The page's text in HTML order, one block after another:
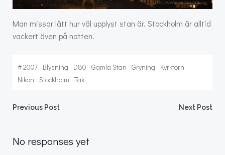
Man missar lätt hur väl upplyst stan är. Stockholm är alltid
vackert även på natten.
#2007 Blysning D80 Gamla Stan Gryning
Kyrktorn
Nikon Stockholm Tak
Post
navigation
Previous Post Next Post
No responses yet